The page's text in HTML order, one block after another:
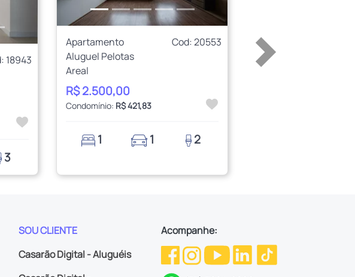
18943
3
Apartamento
Cod: 20553
Aluguel Pelotas
Areal
R$ 2.500,00
Condomínio: R$ 421,83
1 1 2
SOU CLIENTE
Casarão Digital - Aluguéis
Acompanhe: